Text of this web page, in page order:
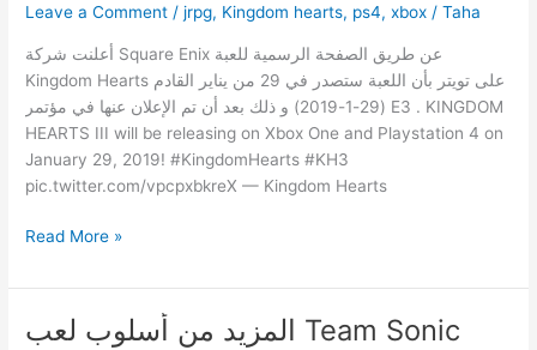
Leave a Comment /jrpg, Kingdom hearts, ps4,xbox /Taha
أعلنت شركة Square Enix عن طريق الصفحة الرسمية للعبة
Kingdom Hearts على تويتر بأن اللعبة ستصدر في 29 من يناير القادم
(29-1-2019) و ذلك بعد أن تم الإعلان عنها في مؤتمر E3 . KINGDOM
HEARTS III will be releasing on Xbox One and Playstation 4 on
January 29, 2019! #KingdomHearts #KH3
pic.twitter.com/vpcpxbkreX — Kingdom Hearts
الموعد
لصدور
Kingdom
Hearts
Read More »
المزيد من أسلوب لعب Team Sonic